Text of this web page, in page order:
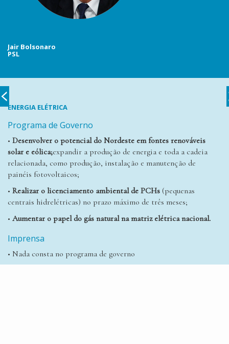
Jair Bolsonaro
PSL
ENERGIA ELÉTRICA
Programa de Governo
• Desenvolver o potencial do Nordeste em fontes renováveis
solar e eólica;expandir a produção de energia e toda a cadeia
relacionada, como produção, instalação e manutenção de
painéis fotovoltaicos;
• Realizar o licenciamento ambiental de PCHs (pequenas
centrais hidrelétricas) no prazo máximo de três meses;
• Aumentar o papel do gás natural na matriz elétrica nacional.
Imprensa
• Nada consta no programa de governo